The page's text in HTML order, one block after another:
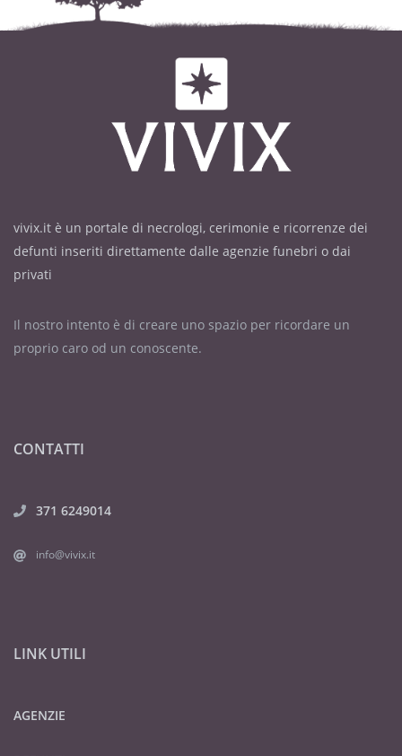
vivix.it è un portale di necrologi, cerimonie e ricorrenze dei
defunti inseriti direttamente dalle agenzie funebri o dai
privati
Il nostro intento è di creare uno spazio per ricordare un
proprio caro od un conoscente.
CONTATTI
371 6249014
info@vivix.it
LINK UTILI
AGENZIE